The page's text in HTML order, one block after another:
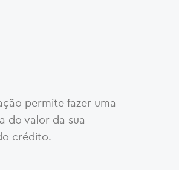
permite fazer uma
do valor da sua
crédito.